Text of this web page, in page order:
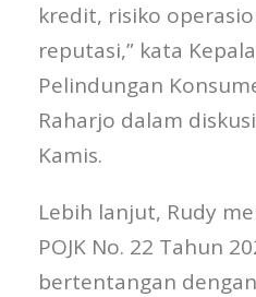
kredit, risiko
reputasi,” kata
Pelindungan
Raharjo dalam
Kamis.
Lebih lanjut, Rudy
POJK No. 22 Tahun
bertentangan